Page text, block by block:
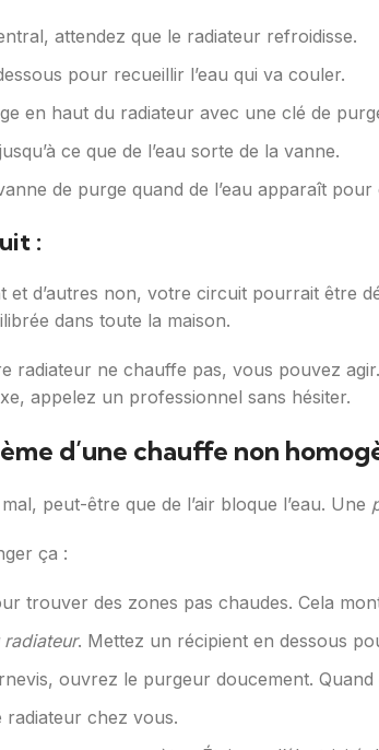
attendez que le radiateur refroidisse.
pour recueillir l’eau qui va couler.
en haut du radiateur avec une clé de
ce que de l’eau sorte de la vanne.
de purge quand de l’eau apparaît pour
:
et d’autres non, votre circuit pourrait être
dans toute la maison.
radiateur ne chauffe pas, vous pouvez
appelez un professionnel sans hésiter.
d’une chauffe non
peut-être que de l’air bloque l’eau. Une
ça :
trouver des zones pas chaudes. Cela
. Mettez un récipient en dessous
ouvrez le purgeur doucement. Quand
radiateur chez vous.